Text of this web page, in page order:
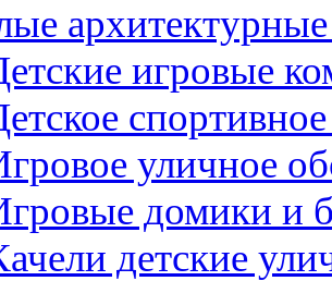
игровые
уличное
домики и
детские